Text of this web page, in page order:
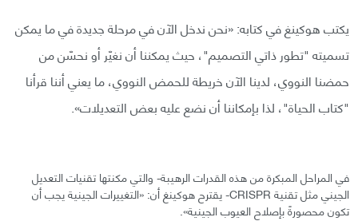
يكتب هوكينغ في كتابه: «نحن ندخل الآن في مرحلة جديدة في ما يمكن
تسميته "تطور ذاتي التصميم"، حيث يمكننا أن نغيّر أو نحسّن من
حمضنا النووي، لدينا الآن خريطة للحمض النووي، ما يعني أننا قرأنا
"كتاب الحياة"، لذا بإمكاننا أن نضع عليه بعض التعديلات».
في المراحل المبكرة من هذه القدرات الرهيبة- والتي مكنتها تقنيات التعديل
الجيني مثل تقنية CRISPR- يقترح هوكينغ أن: «التغييرات الجينية يجب أن
تكون محصورةً بإصلاح العيوب الجينية».